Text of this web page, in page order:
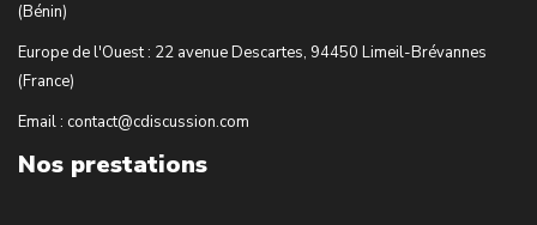
(Bénin)
Europe de l'Ouest : 22 avenue Descartes, 94450 Limeil-Brévannes
(France)
Email : contact@cdiscussion.com
Nos prestations